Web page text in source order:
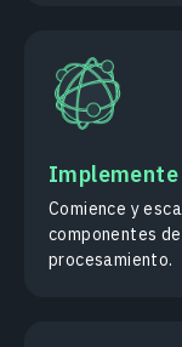
Comience y
componentes
procesamiento.